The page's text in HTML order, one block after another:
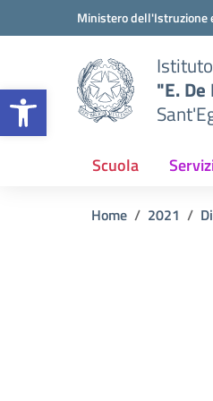
Apri la barra
Vai ai contenuti
Vai al menu di navigazione
Ministero dell'Istruzione
"E.
Scuola
Home 2021